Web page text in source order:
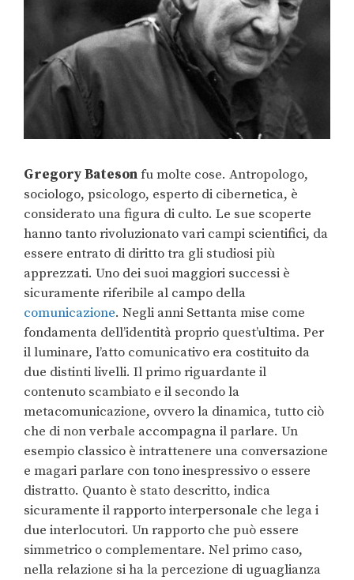
Gregory Batesonfu molte cose. Antropologo,
sociologo, psicologo, esperto di cibernetica, è
considerato una figura di culto. Le sue scoperte
hanno tanto rivoluzionato vari campi scientifici, da
essere entrato di diritto tra gli studiosi più
apprezzati. Uno dei suoi maggiori successi è
sicuramente riferibile al campo della
comunicazione. Negli anni Settanta mise come
fondamenta dell’identità proprio quest’ultima. Per
il luminare, l’atto comunicativo era costituito da
due distinti livelli. Il primo riguardante il
contenuto scambiato e il secondo la
metacomunicazione, ovvero la dinamica, tutto ciò
che di non verbale accompagna il parlare. Un
esempio classico è intrattenere una conversazione
e magari parlare con tono inespressivo o essere
distratto. Quanto è stato descritto, indica
sicuramente il rapporto interpersonale che lega i
due interlocutori. Un rapporto che può essere
simmetrico o complementare. Nel primo caso,
nella relazione si ha la percezione di uguaglianza